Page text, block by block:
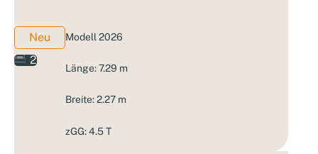
Neu
2
Modell 2026
Länge: 7.29 m
Breite: 2.27 m
zGG: 4.5 T